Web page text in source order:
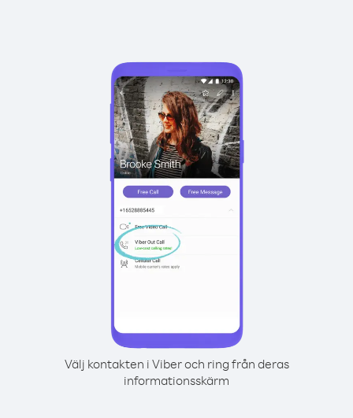
Välj kontakten i Viber och ring från deras
informationsskärm